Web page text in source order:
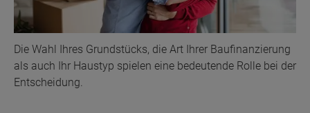
Die Wahl Ihres Grundstücks, die Art Ihrer Baufinanzierung
als auch Ihr Haustyp spielen eine bedeutende Rolle bei der
Entscheidung.